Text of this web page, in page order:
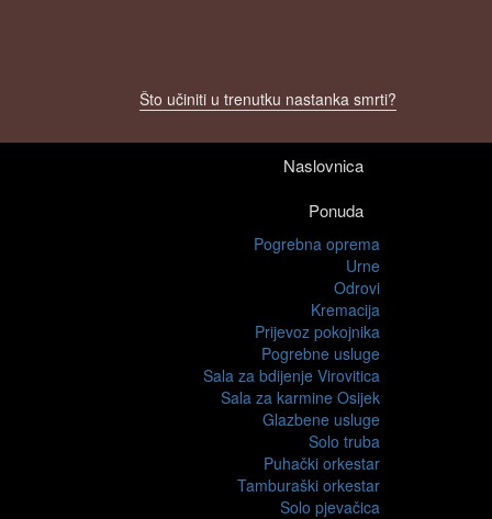
Što učiniti u trenutku nastanka smrti?
Naslovnica
Ponuda
Pogrebna oprema
Urne
Odrovi
Kremacija
Prijevoz pokojnika
Pogrebne usluge
Sala za bdijenje Virovitica
Sala za karmine Osijek
Glazbene usluge
Solo truba
Puhački orkestar
Tamburaški orkestar
Solo pjevačica